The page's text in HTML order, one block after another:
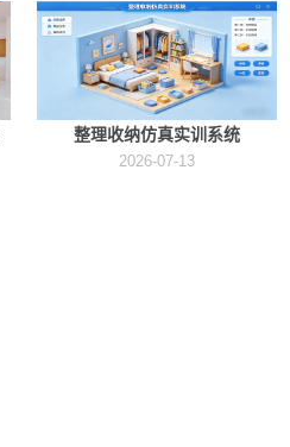
整理收纳仿真实训系统
2026-07-13